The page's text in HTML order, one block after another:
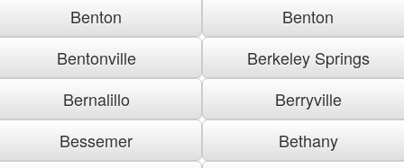
Benton
Benton
Bentonville
Berkeley Springs
Bernalillo
Berryville
Bessemer
Bethany